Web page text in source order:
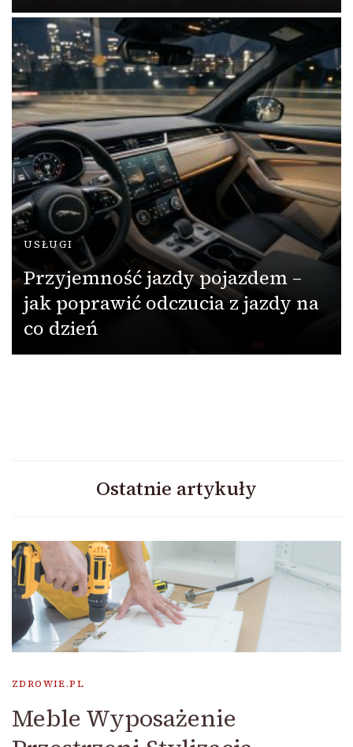
USŁUGI
Przyjemność jazdy pojazdem –
jak poprawić odczucia z jazdy na
co dzień
Ostatnie artykuły
ZDROWIE.PL
Meble Wyposażenie